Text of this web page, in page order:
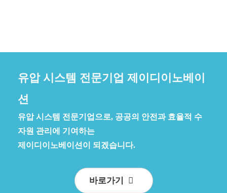
유압 시스템 전문기업 제이디이노베이
션
유압 시스템 전문기업으로, 공공의 안전과 효율적 수
자원 관리에 기여하는
제이디이노베이션이 되겠습니다.
바로가기